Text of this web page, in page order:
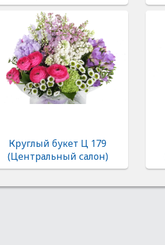
Круглый букет Ц 179
(Центральный салон)